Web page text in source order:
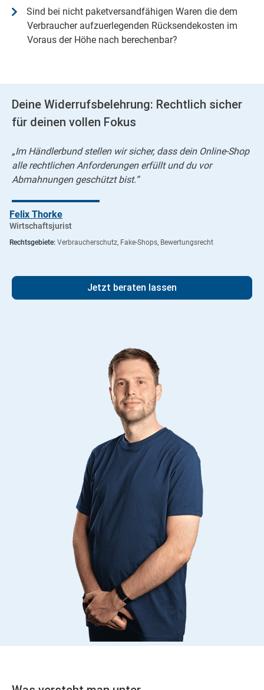
Sind bei nicht paketversandfähigen Waren die dem
Verbraucher aufzuerlegenden Rücksendekosten im
Voraus der Höhe nach berechenbar?
Deine Widerrufsbelehrung: Rechtlich sicher
für deinen vollen Fokus
„Im Händlerbund stellen wir sicher, dass dein Online-Shop
alle rechtlichen Anforderungen erfüllt und du vor
Abmahnungen geschützt bist.“
Felix Thorke
Wirtschaftsjurist
Rechtsgebiete: Verbraucherschutz, Fake-Shops, Bewertungsrecht
Jetzt beraten lassen